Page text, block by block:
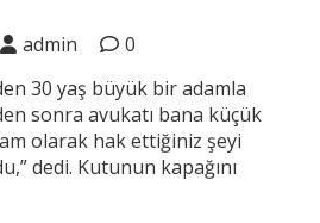
admin
0
30 yaş büyük bir adamla
sonra avukatı bana küçük
olarak hak ettiğiniz şeyi
dedi. Kutunun kapağını